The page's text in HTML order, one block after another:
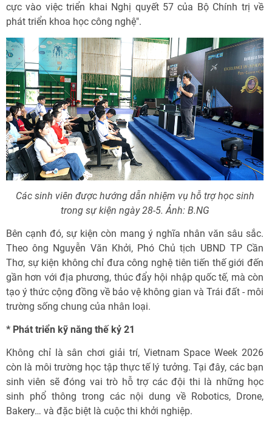
cực vào việc triển khai Nghị quyết 57 của Bộ Chính trị về
phát triển khoa học công nghệ".
Các sinh viên được hướng dẫn nhiệm vụ hỗ trợ học sinh
trong sự kiện ngày 28-5. Ảnh: B.NG
Bên cạnh đó, sự kiện còn mang ý nghĩa nhân văn sâu sắc.
Theo ông Nguyễn Văn Khởi, Phó Chủ tịch UBND TP Cần
Thơ, sự kiện không chỉ đưa công nghệ tiên tiến thế giới đến
gần hơn với địa phương, thúc đẩy hội nhập quốc tế, mà còn
tạo ý thức cộng đồng về bảo vệ không gian và Trái đất - môi
trường sống chung của nhân loại.
* Phát triển kỹ năng thế kỷ 21
Không chỉ là sân chơi giải trí, Vietnam Space Week 2026
còn là môi trường học tập thực tế lý tưởng. Tại đây, các bạn
sinh viên sẽ đóng vai trò hỗ trợ các đội thi là những học
sinh phổ thông trong các nội dung về Robotics, Drone,
Bakery… và đặc biệt là cuộc thi khởi nghiệp.